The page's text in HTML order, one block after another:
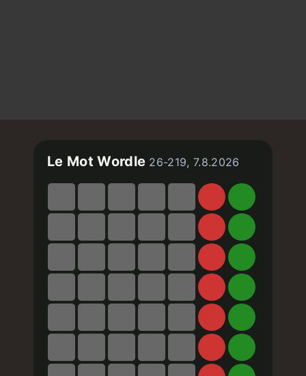
Le Mot Wordle 26-219, 7.8.2026